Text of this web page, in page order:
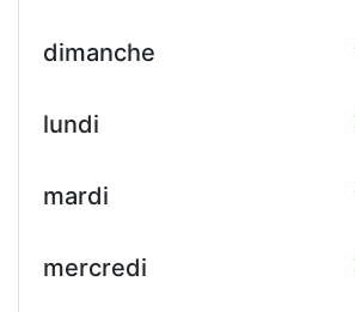
dimanche
lundi
mardi
mercredi